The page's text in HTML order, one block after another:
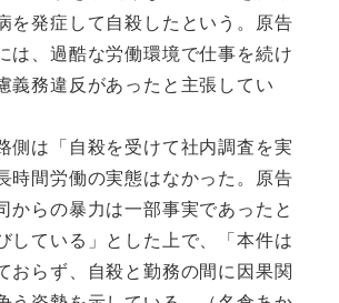
を発症して自殺したという。原告
は、過酷な労働環境で仕事を続け
義務違反があったと主張してい
側は「自殺を受けて社内調査を実
時間労働の実態はなかった。原告
からの暴力は一部事実であったと
している」とした上で、「本件は
おらず、自殺と勤務の間に因果関